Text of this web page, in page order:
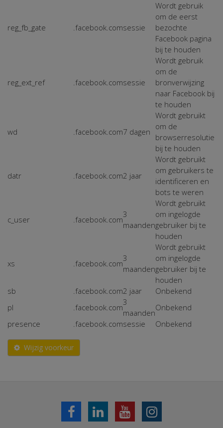
reg_fb_gate .facebook.comsessie
Wordt gebruik
om de eerst
bezochte
Facebook pagina
bij te houden
reg_ext_ref .facebook.comsessie
Wordt gebruik
om de
bronverwijzing
naar Facebook bij
te houden
wd .facebook.com7 dagen
Wordt gebruikt
om de
browserresolutie
bij te houden
datr .facebook.com2 jaar
Wordt gebruikt
om gebruikers te
identificeren en
bots te weren
c_user .facebook.com
3
maanden
Wordt gebruikt
om ingelogde
gebruiker bij te
houden
xs .facebook.com
3
maanden
Wordt gebruikt
om ingelogde
gebruiker bij te
houden
sb
.facebook.com2 jaar
Onbekend
pl
.facebook.com
3
maanden
Onbekend
presence
.facebook.comsessie Onbekend
Wijzig voorkeur